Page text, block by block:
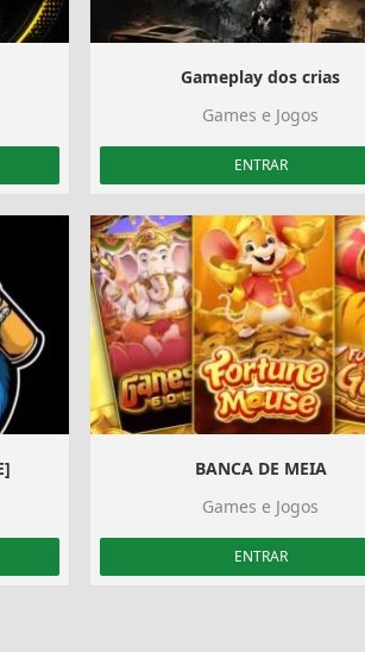
Gameplay dos crias
Games e Jogos
ENTRAR
BANCA DE MEIA
Games e Jogos
ENTRAR